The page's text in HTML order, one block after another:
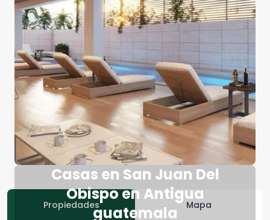
Casas en San Juan Del
Obispo en Antigua
guatemala
Propiedades Mapa